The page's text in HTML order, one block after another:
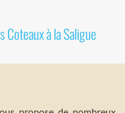
Coteaux à la Saligue